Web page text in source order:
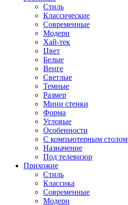
Стиль
Классические
Современные
Модерн
Хай-тек
Цвет
Белые
Венге
Светлые
Темные
Размер
Мини стенки
Форма
Угловые
Особенности
С компьютерным столом
Назначение
Под телевизор
Прихожие
Стиль
Классика
Современные
Модерн